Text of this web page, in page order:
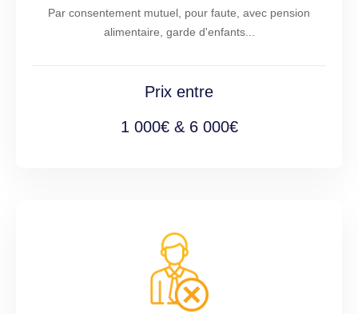
Par consentement mutuel, pour faute, avec pension
alimentaire, garde d'enfants...
Prix entre
1 000€ & 6 000€